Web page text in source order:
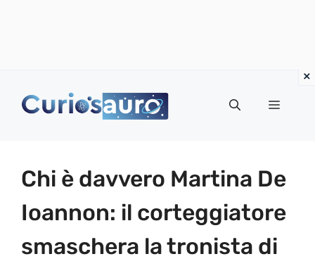
Menu
Chi è davvero Martina De
Ioannon: il corteggiatore
smaschera la tronista di